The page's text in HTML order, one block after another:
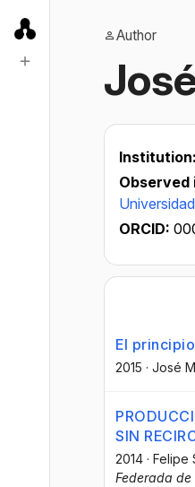
Author
Institution:
ORCID:
El
2015 · José
SIN
2014 · Felipe
Federada de